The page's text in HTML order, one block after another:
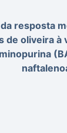
resposta
de oliveira à